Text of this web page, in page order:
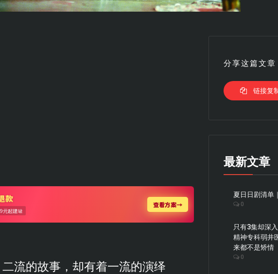
流的故事，却有着一流的演绎
分享这篇文章
链接复
最新文章
夏日日剧清单
0
只有3集却深
精神专科弱井
来都不是矫情
0